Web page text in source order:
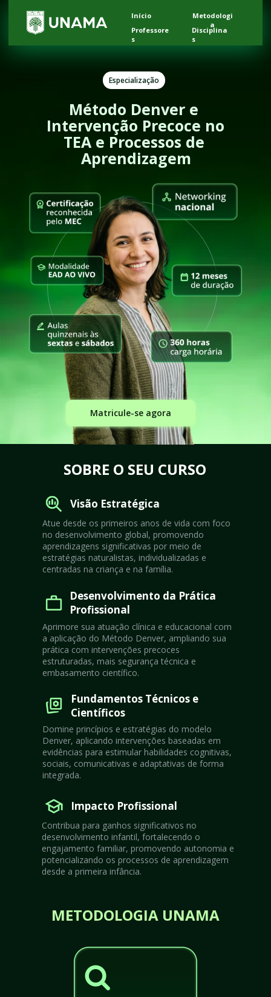
Método Denver e
Intervenção Precoce no
TEA e Processos de
Aprendizagem
Especialização
Matricule-se agora
Disciplina
s
Início
Metodologi
a
Professore
s
SOBRE O SEU CURSO
Visão Estratégica
Desenvolvimento da Prática
Profissional
Fundamentos Técnicos e
Científicos
Impacto Profissional
Aprimore sua atuação clínica e educacional com
a aplicação do Método Denver, ampliando sua
prática com intervenções precoces
estruturadas, mais segurança técnica e
embasamento científico.
Domine princípios e estratégias do modelo
Denver, aplicando intervenções baseadas em
evidências para estimular habilidades cognitivas,
sociais, comunicativas e adaptativas de forma
integrada.
Contribua para ganhos significativos no
desenvolvimento infantil, fortalecendo o
engajamento familiar, promovendo autonomia e
potencializando os processos de aprendizagem
desde a primeira infância.
Atue desde os primeiros anos de vida com foco
no desenvolvimento global, promovendo
aprendizagens significativas por meio de
estratégias naturalistas, individualizadas e
centradas na criança e na família.
METODOLOGIA UNAMA